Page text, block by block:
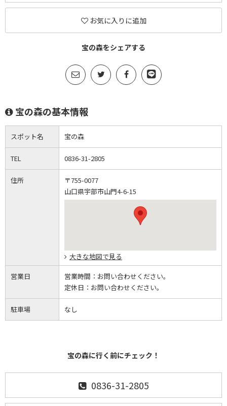
お気に入りに追加
宝の森をシェアする
宝の森の基本情報
スポット名 宝の森
TEL 0836-31-2805
住所
〒755-0077
山口県宇部市山門4-6-15
大きな地図で見る
営業日 営業時間： お問い合わせください。
定休日： お問い合わせください。
駐車場 なし
宝の森に行く前にチェック！
0836-31-2805